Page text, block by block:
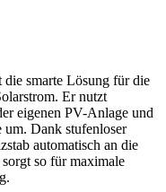
smarte Lösung für die
Er nutzt
eigenen PV-Anlage und
Dank stufenloser
automatisch an die
so für maximale